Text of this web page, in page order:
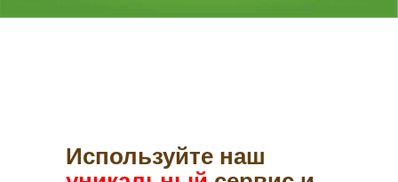
Используйте наш